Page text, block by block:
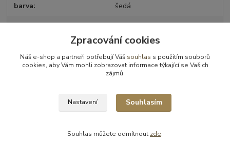
barva šedá
pro koho Pro kluky
Zboží zařazeno v kategoriích
Zpracování cookies
Náš e-shop a partneři potřebují Váš souhlas s použitím souborů
cookies, aby Vám mohli zobrazovat informace týkající se Vašich
zájmů.
Nastavení Souhlasím
Souhlas můžete odmítnout zde.